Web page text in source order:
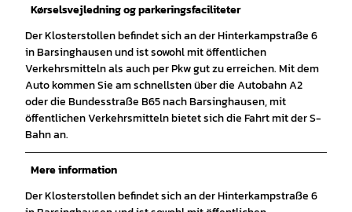
Kørselsvejledning og parkeringsfaciliteter
Der Klosterstollen befindet sich an der Hinterkampstraße 6
in Barsinghausen und ist sowohl mit öffentlichen
Verkehrsmitteln als auch per Pkw gut zu erreichen. Mit dem
Auto kommen Sie am schnellsten über die Autobahn A2
oder die Bundesstraße B65 nach Barsinghausen, mit
öffentlichen Verkehrsmitteln bietet sich die Fahrt mit der S-
Bahn an.
Mere information
Der Klosterstollen befindet sich an der Hinterkampstraße 6